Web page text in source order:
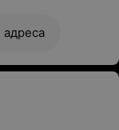
адреса